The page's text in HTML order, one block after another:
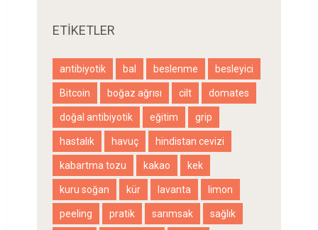
ETIKETLER
antibiyotik bal beslenme besleyici
Bitcoin boğaz ağrısı cilt domates
doğal antibiyotik eğitim grip
hastalık havuç hindistan cevizi
kabartma tozu kakao kek
kuru soğan kür lavanta limon
peeling pratik sarımsak sağlık